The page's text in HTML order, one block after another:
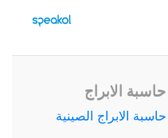
حاسبة الابراج
حاسبة الابراج الصينية